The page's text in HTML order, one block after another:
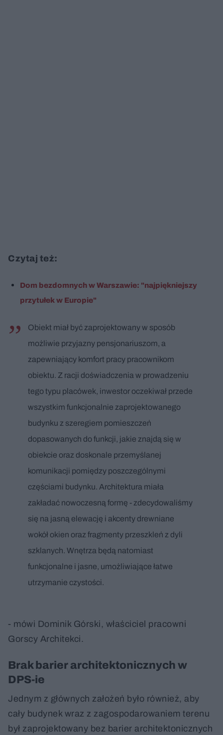
Czytaj też:
Dom bezdomnych w Warszawie: "najpiękniejszy
przytułek w Europie"
Obiekt miał być zaprojektowany w sposób
możliwie przyjazny pensjonariuszom, a
zapewniający komfort pracy pracownikom
obiektu. Z racji doświadczenia w prowadzeniu
tego typu placówek, inwestor oczekiwał przede
wszystkim funkcjonalnie zaprojektowanego
budynku z szeregiem pomieszczeń
dopasowanych do funkcji, jakie znajdą się w
obiekcie oraz doskonale przemyślanej
komunikacji pomiędzy poszczególnymi
częściami budynku. Architektura miała
zakładać nowoczesną formę - zdecydowaliśmy
się na jasną elewację i akcenty drewniane
wokół okien oraz fragmenty przeszkleń z dyli
szklanych. Wnętrza będą natomiast
funkcjonalne i jasne, umożliwiające łatwe
utrzymanie czystości.
- mówi Dominik Górski, właściciel pracowni
Gorscy Architekci.
Brak barier architektonicznych w
DPS-ie
Jednym z głównych założeń było również, aby
cały budynek wraz z zagospodarowaniem terenu
był zaprojektowany bez barier architektonicznych